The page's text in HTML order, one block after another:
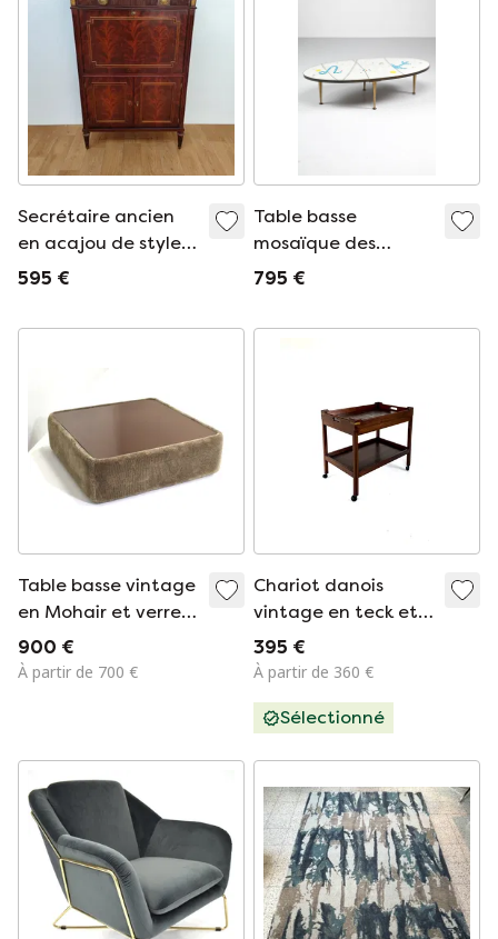
Secrétaire ancien
en acajou de style
Empire
595 €
Table basse
mosaïque des
années 50 en très
795 €
Table basse vintage
en Mohair et verre,
Italie - circa 1970
900 €
À partir de 700 €
Chariot danois
vintage en teck et
laiton, années 60
395 €
À partir de 360 €
Sélectionné